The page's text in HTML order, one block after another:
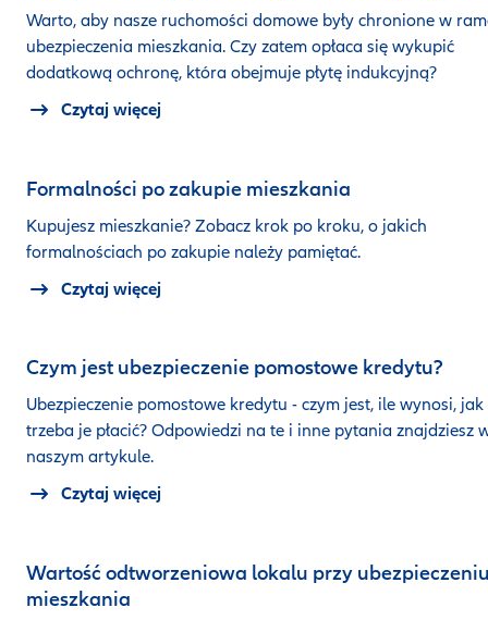
Warto, aby nasze ruchomości domowe były chronione w
ubezpieczenia mieszkania. Czy zatem opłaca się wykupić
dodatkową ochronę, która obejmuje płytę indukcyjną?
Czytaj więcej
Formalności po zakupie mieszkania
Kupujesz mieszkanie? Zobacz krok po kroku, o jakich
formalnościach po zakupie należy pamiętać.
Czytaj więcej
Czym jest ubezpieczenie pomostowe kredytu?
Ubezpieczenie pomostowe kredytu - czym jest, ile wynosi, jak
trzeba je płacić? Odpowiedzi na te i inne pytania znajdziesz
naszym artykule.
Czytaj więcej
Wartość odtworzeniowa lokalu przy
mieszkania